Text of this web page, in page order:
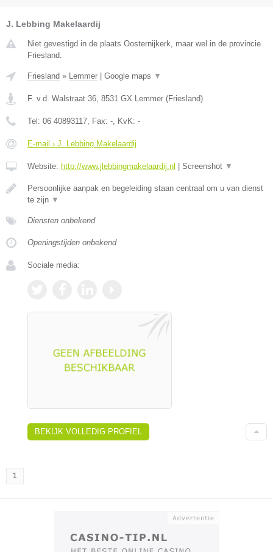
J. Lebbing Makelaardij
Niet gevestigd in de plaats Oosternijkerk, maar wel in de provincie
Friesland.
Friesland » Lemmer Google maps ▼
F. v.d. Walstraat 36 8531 GX Lemmer (Friesland)
Tel: 06 40893117 , Fax: - , KvK: -
E-mail › J. Lebbing Makelaardij
Website: http://www.jlebbingmakelaardij.nl Screenshot ▼
Persoonlijke aanpak en begeleiding staan centraal om u van dienst
te zijn ▼
Diensten onbekend
Openingstijden onbekend
Sociale media:
BEKIJK VOLLEDIG PROFIEL
1